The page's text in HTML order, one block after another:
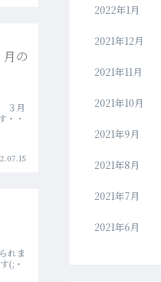
の
３月
・・
れま
(;・
2022年1月
2021年12月
2021年11月
2021年10月
2021年9月
2021年8月
2021年7月
2021年6月